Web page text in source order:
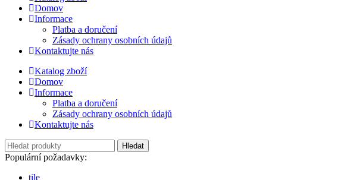
Domov
Informace
Platba a doručení
Zásady ochrany osobních údajů
Kontaktujte nás
Katalog zboží
Domov
Informace
Platba a doručení
Zásady ochrany osobních údajů
Kontaktujte nás
Hledat
Populární požadavky:
tile